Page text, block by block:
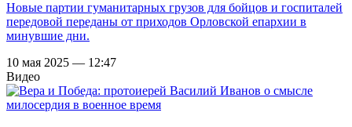
Новые партии гуманитарных грузов для бойцов и госпиталей
передовой переданы от приходов Орловской епархии в
минувшие дни.
10 мая 2025 — 12:47
Видео